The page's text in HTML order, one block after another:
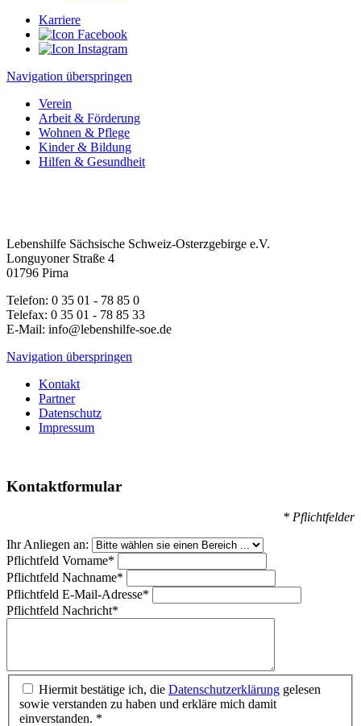
Karriere
Navigation überspringen
Verein
Arbeit & Förderung
Wohnen & Pflege
Kinder & Bildung
Hilfen & Gesundheit
Lebenshilfe Sächsische Schweiz-Osterzgebirge e.V.
Longuyoner Straße 4
01796 Pirna
Telefon: 0 35 01 - 78 85 0
Telefax: 0 35 01 - 78 85 33
E-Mail: info@lebenshilfe-soe.de
Navigation überspringen
Kontakt
Partner
Datenschutz
Impressum
Kontaktformular
* Pflichtfelder
Ihr Anliegen an:
Pflichtfeld Vorname*
Pflichtfeld Nachname*
Pflichtfeld E-Mail-Adresse*
Pflichtfeld Nachricht*
Hiermit bestätige ich, die Datenschutzerklärung gelesen
sowie verstanden zu haben und erkläre mich damit
einverstanden. *